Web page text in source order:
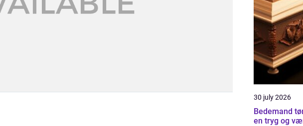
30 july 2026
Bedemand tønder
en tryg og